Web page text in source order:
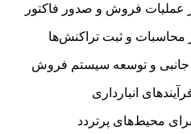
فروش و صدور فاکتور
و ثبت تراکنش‌ها
جانبی و توسعه سیستم فروش
انبارداری
محیط‌های پرتردد